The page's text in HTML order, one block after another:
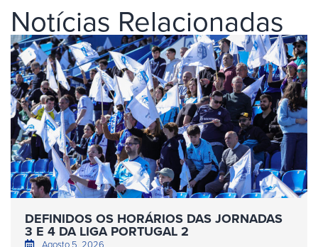
Notícias Relacionadas
DEFINIDOS OS HORÁRIOS DAS JORNADAS
3 E 4 DA LIGA PORTUGAL 2